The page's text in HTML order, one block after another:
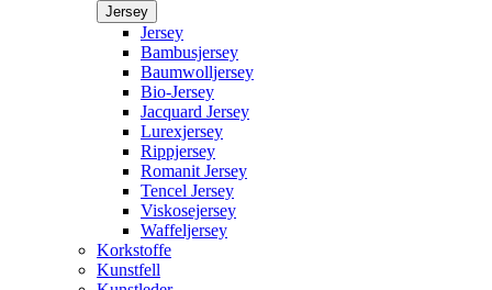
Jersey
Jersey
Bambusjersey
Baumwolljersey
Bio-Jersey
Jacquard Jersey
Lurexjersey
Rippjersey
Romanit Jersey
Tencel Jersey
Viskosejersey
Waffeljersey
Korkstoffe
Kunstfell